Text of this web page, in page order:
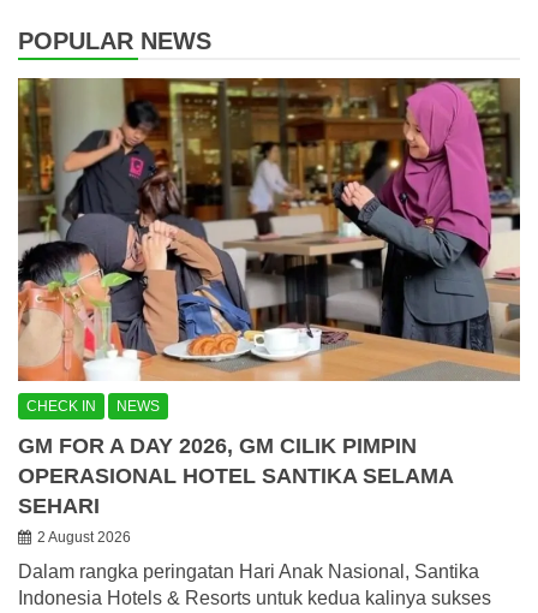
POPULAR NEWS
CHECK IN NEWS
GM FOR A DAY 2026, GM CILIK PIMPIN
OPERASIONAL HOTEL SANTIKA SELAMA
SEHARI
2 August 2026
Dalam rangka peringatan Hari Anak Nasional, Santika
Indonesia Hotels & Resorts untuk kedua kalinya sukses